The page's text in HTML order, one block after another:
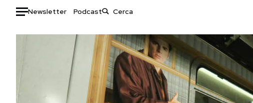
Newsletter Podcast
Auto
Mondo
Moda
Libri